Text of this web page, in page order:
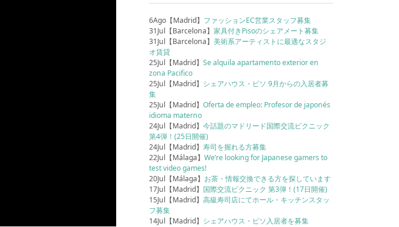
6Ago【Madrid】 ファッションEC営業スタッフ募集
31Jul【Barcelona】家具付きPisoのシェアメート募集
31Jul【Barcelona】美術系アーティストに最適なスタジ
オ賃貸
25Jul【Madrid】Se alquila apartamento exterior en
zona Pacifico
25Jul【Madrid】 シェアハウス・ピソ 9月からの入居者募
集
25Jul【Madrid】Oferta de empleo: Profesor de japonés
idioma materno
24Jul【Madrid】今話題のマドリード国際交流ピクニック
第4弾！(25日開催)
24Jul【Madrid】寿司を握れる方募集
22Jul【Málaga】We’re looking for Japanese gamers to
test video games!
20Jul【Málaga】 お茶・情報交換できる方を探しています
17Jul【Madrid】 国際交流ピクニック 第3弾！(17日開催)
15Jul【Madrid】高級寿司店にてホール・キッチンスタッ
フ募集
14Jul【Madrid】 シェアハウス・ピソ入居者を募集